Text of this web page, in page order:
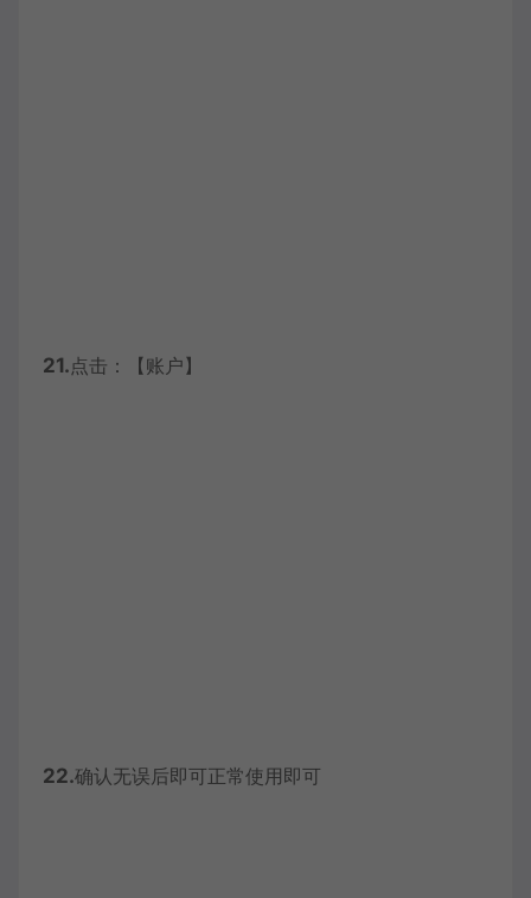
21.点击：【账户】
22.确认无误后即可正常使用即可